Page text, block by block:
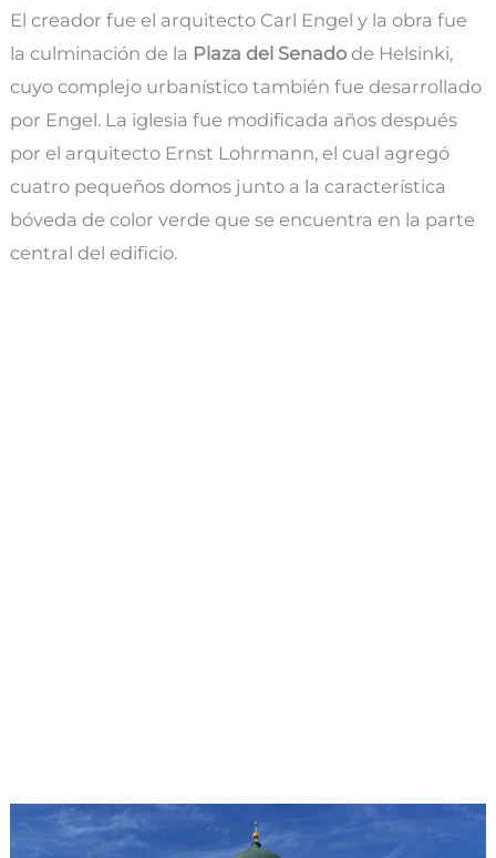
El creador fue el arquitecto Carl Engel y la obra fue
la culminación de la Plaza del Senadode Helsinki,
cuyo complejo urbanístico también fue desarrollado
por Engel. La iglesia fue modificada años después
por el arquitecto Ernst Lohrmann, el cual agregó
cuatro pequeños domos junto a la característica
bóveda de color verde que se encuentra en la parte
central del edificio.